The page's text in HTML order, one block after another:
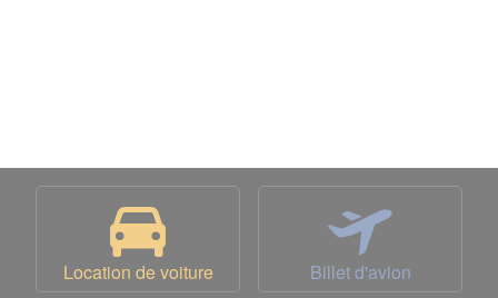
Location de voiture Billet d'avion